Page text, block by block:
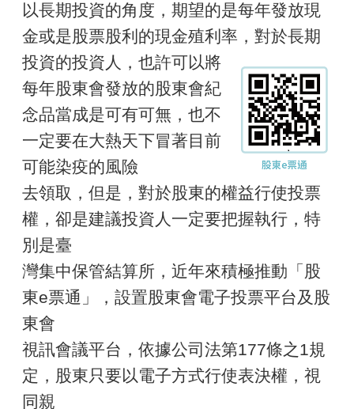
以長期投資的角度，期望的是每年發放現
金或是股票股利的現金殖利率，對於長期
投資的投資人，也許可以將
每年股東會發放的股東會紀
念品當成是可有可無，也不
一定要在大熱天下冒著目前
可能染疫的風險
去領取，但是，對於股東的權益行使投票
權，卻是建議投資人一定要把握執行，特
別是臺
灣集中保管結算所，近年來積極推動「股
東e票通」，設置股東會電子投票平台及股
東會
視訊會議平台，依據公司法第177條之1規
定，股東只要以電子方式行使表決權，視
同親